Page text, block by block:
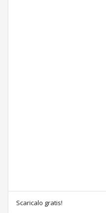
Scaricalo gratis!